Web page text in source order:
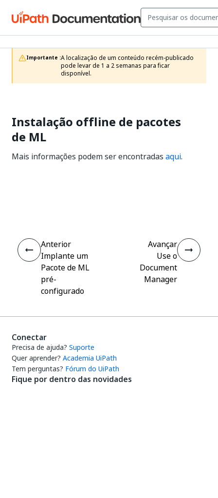
Importante :A localização de um conteúdo recém-publicado
pode levar de 1 a 2 semanas para ficar
disponível.
Instalação offline de pacotes
de ML
Mais informações podem ser encontradas aqui.
Anterior
Implante um
Pacote de ML
pré-
configurado
Avançar
Use o
Document
Manager
Conectar
Precisa de ajuda? Suporte
Quer aprender? Academia UiPath
Tem perguntas? Fórum do UiPath
Fique por dentro das novidades